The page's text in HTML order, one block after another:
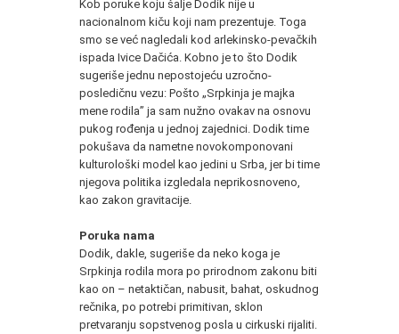
Kob poruke koju šalje Dodik nije u
nacionalnom kiču koji nam prezentuje. Toga
smo se već nagledali kod arlekinsko-pevačkih
ispada Ivice Dačića. Kobno je to što Dodik
sugeriše jednu nepostojeću uzročno-
posledičnu vezu: Pošto „Srpkinja je majka
mene rodila” ja sam nužno ovakav na osnovu
pukog rođenja u jednoj zajednici. Dodik time
pokušava da nametne novokomponovani
kulturološki model kao jedini u Srba, jer bi time
njegova politika izgledala neprikosnoveno,
kao zakon gravitacije.
Poruka nama
Dodik, dakle, sugeriše da neko koga je
Srpkinja rodila mora po prirodnom zakonu biti
kao on – netaktičan, nabusit, bahat, oskudnog
rečnika, po potrebi primitivan, sklon
pretvaranju sopstvenog posla u cirkuski rijaliti.